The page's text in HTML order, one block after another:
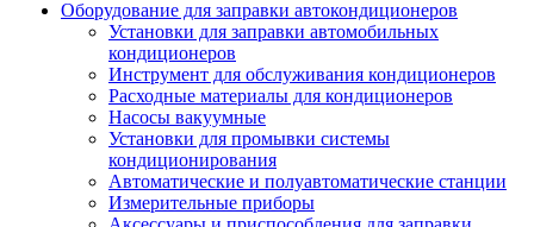
Оборудование для заправки автокондиционеров
Установки для заправки автомобильных
кондиционеров
Инструмент для обслуживания кондиционеров
Расходные материалы для кондиционеров
Насосы вакуумные
Установки для промывки системы
кондиционирования
Автоматические и полуавтоматические станции
Измерительные приборы